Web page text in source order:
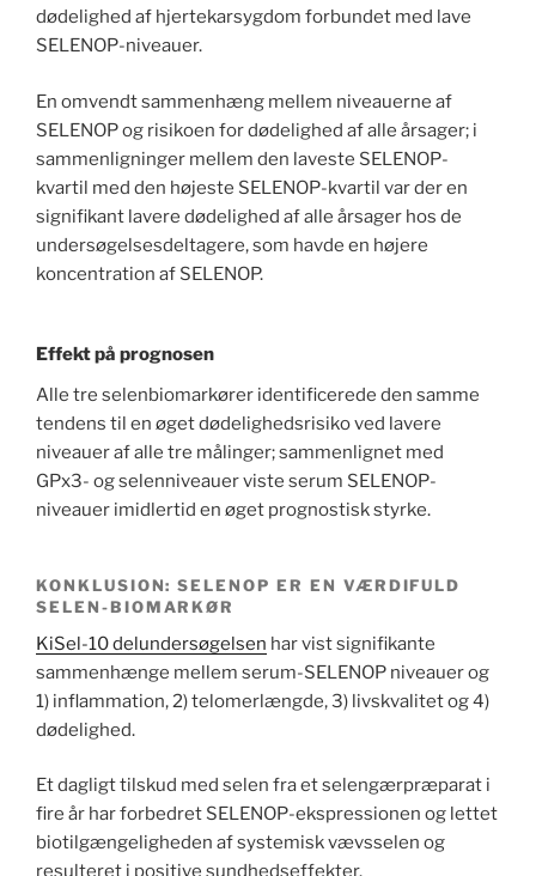
dødelighed af hjertekarsygdom forbundet med lave
SELENOP-niveauer.
En omvendt sammenhæng mellem niveauerne af
SELENOP og risikoen for dødelighed af alle årsager; i
sammenligninger mellem den laveste SELENOP-
kvartil med den højeste SELENOP-kvartil var der en
signifikant lavere dødelighed af alle årsager hos de
undersøgelsesdeltagere, som havde en højere
koncentration af SELENOP.
Effekt på prognosen
Alle tre selenbiomarkører identificerede den samme
tendens til en øget dødelighedsrisiko ved lavere
niveauer af alle tre målinger; sammenlignet med
GPx3- og selenniveauer viste serum SELENOP-
niveauer imidlertid en øget prognostisk styrke.
KONKLUSION: SELENOP ER EN VÆRDIFULD
SELEN-BIOMARKØR
KiSel-10 delundersøgelsen har vist signifikante
sammenhænge mellem serum-SELENOP niveauer og
1) inflammation, 2) telomerlængde, 3) livskvalitet og 4)
dødelighed.
Et dagligt tilskud med selen fra et selengærpræparat i
fire år har forbedret SELENOP-ekspressionen og lettet
biotilgængeligheden af ​​systemisk vævsselen og
resulteret i positive sundhedseffekter.